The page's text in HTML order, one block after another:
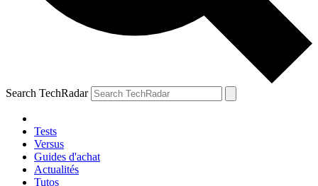
Search TechRadar
Tests
Versus
Guides d'achat
Actualités
Tutos